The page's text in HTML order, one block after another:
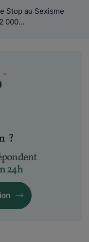
Stop au Sexisme
000...
?
24h